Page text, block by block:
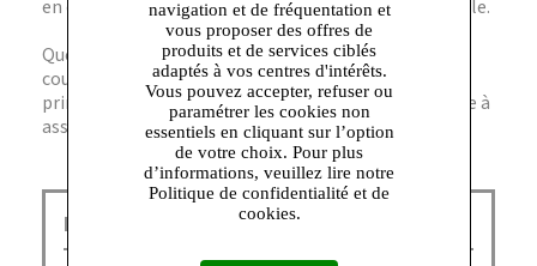
en cycle délicat dans un filet pour préserver la dentelle.
Question ? Ce modèle est-il disponible en d’autres
couleurs ? Réponse. Ce modèle est proposé
principalement en ocre, une teinte tendance et facile à
assortir.
Dim Outlet Talange :
navigation et de fréquentation et
vous proposer des offres de
produits et de services ciblés
adaptés à vos centres d'intérêts.
Vous pouvez accepter, refuser ou
paramétrer les cookies non
essentiels en cliquant sur l’option
de votre choix. Pour plus
d’informations, veuillez lire notre
Politique de confidentialité et de
cookies.